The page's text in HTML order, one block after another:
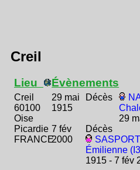
Creil
Lieu
Creil
60100
Oise
Picardie
FRANCE
Évènements
29 mai
1915
Décès
29
7 fév
2000
Décès
Émilienne
1915 - 7 fév